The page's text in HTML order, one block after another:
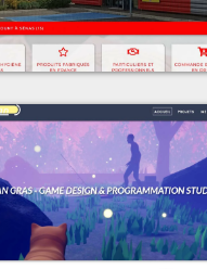
Espace